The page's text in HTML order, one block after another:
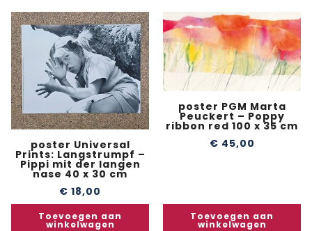
poster Universal
Prints: Langstrumpf –
Pippi mit der langen
nase 40 x 30 cm
€ 18,00
Toevoegen aan
winkelwagen
poster PGM Marta
Peuckert – Poppy
ribbon red 100 x 35 cm
€ 45,00
Toevoegen aan
winkelwagen